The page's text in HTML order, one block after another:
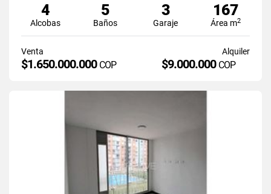
4
Alcobas
5
Baños
3
Garaje
167
Área m2
Venta
$1.650.000.000 COP
Alquiler
$9.000.000 COP